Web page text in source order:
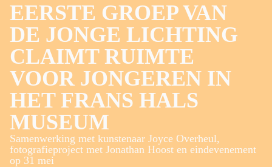
EERSTE GROEP VAN
DE JONGE LICHTING
CLAIMT RUIMTE
VOOR JONGEREN IN
HET FRANS HALS
MUSEUM
Samenwerking met kunstenaar Joyce Overheul,
fotografieproject met Jonathan Hoost en eindevenement
op 31 mei